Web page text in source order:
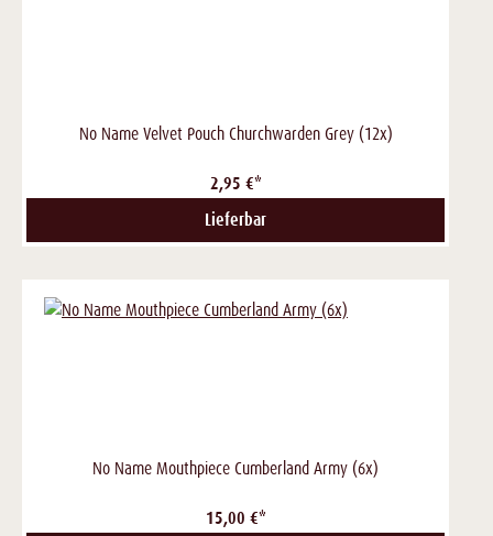
No Name Velvet Pouch Churchwarden Grey (12x)
2,95 €*
Lieferbar
No Name Mouthpiece Cumberland Army (6x)
15,00 €*